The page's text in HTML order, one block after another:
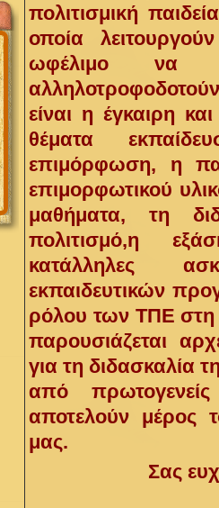
πολιτισμική
οποία
ωφέλιμο να
είναι η έγκαιρη
θέματα
επιμόρφωση, η
επιμορφωτικού
μαθήματα, τη
πολιτισμό,η
κατάλληλες
εκπαιδευτικών
ρόλου των ΤΠΕ στη
παρουσιάζεται
για τη διδασκαλία
από
αποτελούν μέρος
μας.
Σας